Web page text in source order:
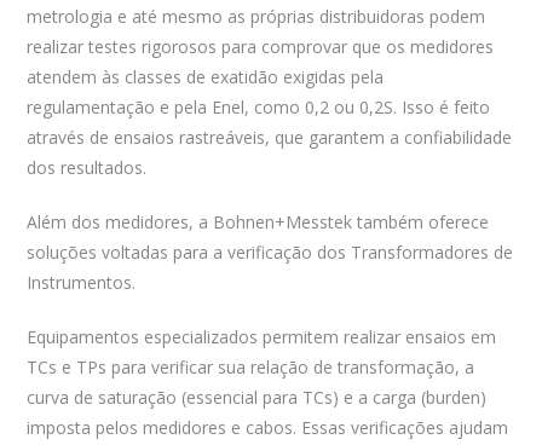
metrologia e até mesmo as próprias distribuidoras podem
realizar testes rigorosos para comprovar que os medidores
atendem às classes de exatidão exigidas pela
regulamentação e pela Enel, como 0,2 ou 0,2S. Isso é feito
através de ensaios rastreáveis, que garantem a confiabilidade
dos resultados.
Além dos medidores, a Bohnen+Messtek também oferece
soluções voltadas para a verificação dos Transformadores de
Instrumentos.
Equipamentos especializados permitem realizar ensaios em
TCs e TPs para verificar sua relação de transformação, a
curva de saturação (essencial para TCs) e a carga (burden)
imposta pelos medidores e cabos. Essas verificações ajudam